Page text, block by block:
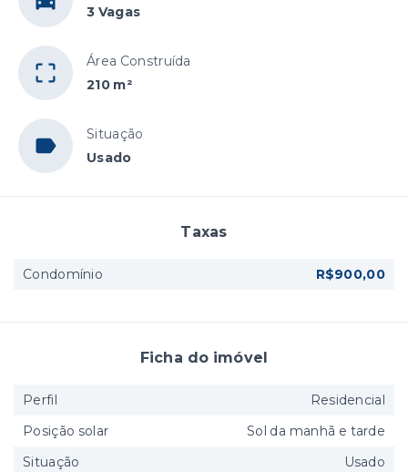
3 Vagas
Área Construída
210 m²
Situação
Usado
Taxas
Condomínio R$900,00
Ficha do imóvel
Perfil
Residencial
Posição solar
Sol da manhã e tarde
Situação
Usado